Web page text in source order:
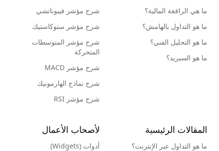
ما هي الرافعة المالية؟
ما هو التداول بالهامش؟
ما هو التحليل الفني؟
ما هو السبريد؟
شرح مؤشر فيبوناتشي
شرح مؤشر ستوكاستيك
شرح مؤشر المتوسطات
المتحركة
شرح مؤشر MACD
شرح نماذج الهارمونيك
شرح مؤشر RSI
المقالات الرئيسية
ما هو التداول عبر الإنترنت؟
لأصحاب الأعمال
أدوات (Widgets)